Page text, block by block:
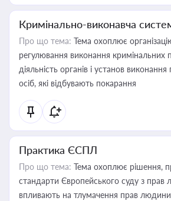
Кримінально-виконавча
Про що тема: Тема охоплює
регулювання виконання кримінальних
діяльність органів і установ
осіб, які відбувають покарання
Практика ЄСПЛ
Про що тема: Тема охоплює рішення,
стандарти Європейського суду з прав
впливають на тлумачення прав людини